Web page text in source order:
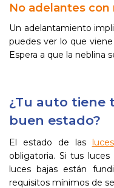
No adelantes con
Un adelantamiento
puedes ver lo que
Espera a que la neblina
¿Tu auto tiene
buen estado?
El estado de las luces
obligatoria. Si tus
luces bajas están
requisitos mínimos de